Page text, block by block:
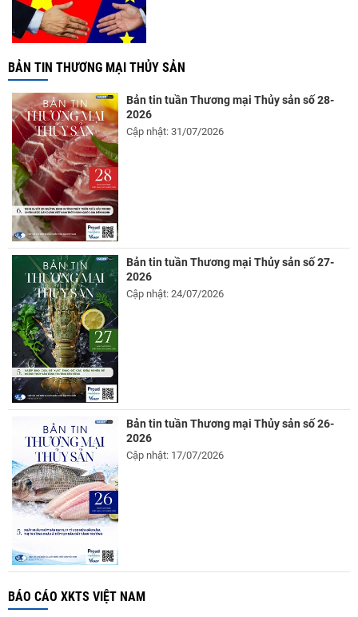
BẢN TIN THƯƠNG MẠI THỦY SẢN
Bản tin tuần Thương mại Thủy sản số 28-
2026
Cập nhật: 31/07/2026
Bản tin tuần Thương mại Thủy sản số 27-
2026
Cập nhật: 24/07/2026
Bản tin tuần Thương mại Thủy sản số 26-
2026
Cập nhật: 17/07/2026
BÁO CÁO XKTS VIỆT NAM